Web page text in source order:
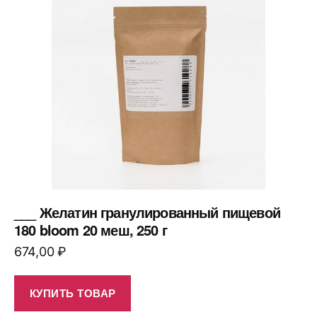
___ Желатин гранулированный пищевой
180 bloom 20 меш, 250 г
674,00₽
КУПИТЬ ТОВАР